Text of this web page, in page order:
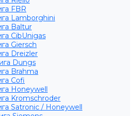
FBR
Lamborghini
Baltur
CibUnigas
Giersch
Dreizler
Dungs
Brahma
Cofi
Honeywell
Kromschroder
Satronic / Honeywell